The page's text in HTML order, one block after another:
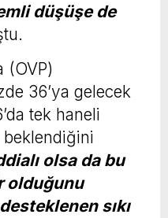
düşüşe de
(OVP)
36’ya gelecek
tek haneli
olsa da bu
olduğunu
sıkı